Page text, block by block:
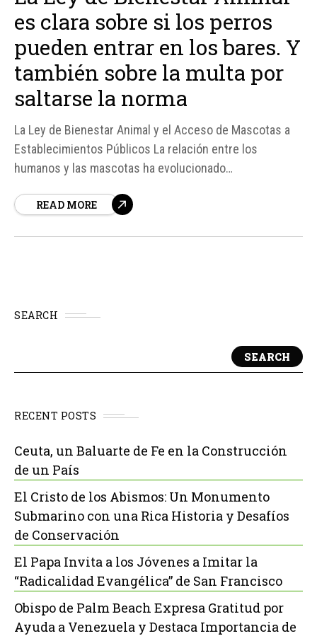
es clara sobre si los perros
pueden entrar en los bares. Y
también sobre la multa por
saltarse la norma
La Ley de Bienestar Animal y el Acceso de Mascotas a
Establecimientos Públicos La relación entre los
humanos y las mascotas ha evolucionado
punto en el que estas últimas se han convertido en
READ MORE
SEARCH
SEARCH
RECENT POSTS
Ceuta, un Baluarte de Fe en la Construcción
de un País
El Cristo de los Abismos: Un Monumento
Submarino con una Rica Historia y Desafíos
de Conservación
El Papa Invita a los Jóvenes a Imitar la
“Radicalidad Evangélica” de San Francisco
Obispo de Palm Beach Expresa Gratitud por
Ayuda a Venezuela y Destaca Importancia de